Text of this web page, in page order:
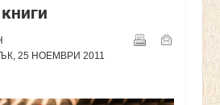
25 НОЕМВРИ 2011